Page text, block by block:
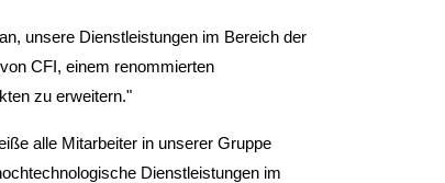
unsere Dienstleistungen im Bereich der
CFI, einem renommierten
zu erweitern."
alle Mitarbeiter in unserer Gruppe
Dienstleistungen im